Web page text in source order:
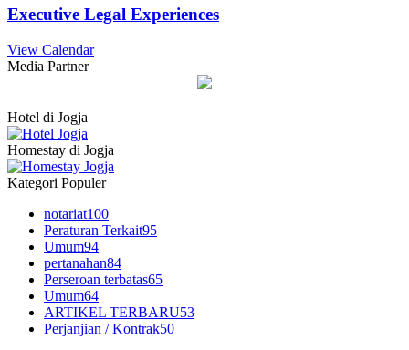
Executive Legal Experiences
View Calendar
Media Partner
Hotel di Jogja
Homestay di Jogja
Kategori Populer
notariat100
Peraturan Terkait95
Umum94
pertanahan84
Perseroan terbatas65
Umum64
ARTIKEL TERBARU53
Perjanjian / Kontrak50